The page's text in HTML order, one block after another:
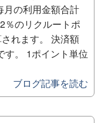
月の利用金額合計
％のリクルートポ
れます。 決済額
す。 1ポイント単位
ブログ記事を読む